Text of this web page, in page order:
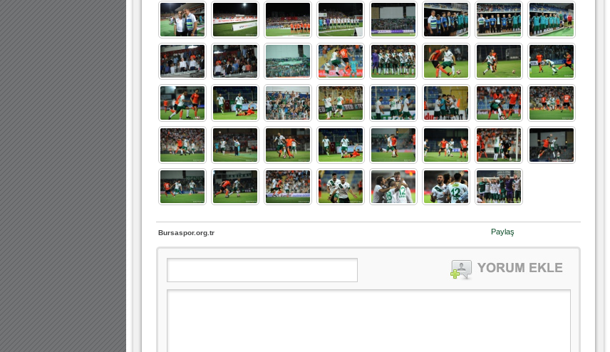
Bursaspor.org.tr Paylaş
- -
Bursaspor - Altınordu
1. Lig 32. Hafta
04 Temmuz 2020 Cumartesi | 20:00